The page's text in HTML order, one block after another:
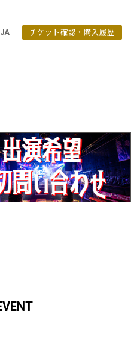
JA チケット確認・購入履歴